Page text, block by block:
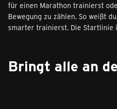
für einen Marathon trainierst
Bewegung zu zählen. So weißt
smarter trainierst. Die Startlinie
Bringt alle an